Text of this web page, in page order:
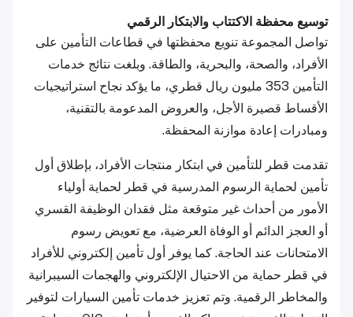
توسيع محفظة الاكتتاب والابتكار الرقمي
تواصل المجموعة تنويع محفظتها في قطاعات التأمين على
الأفراد، والصحة، والبحرية، والطاقة. وبلغت نتائج خدمات
التأمين 353 مليون ريال قطري، ما يؤكد نجاح استراتيجيات
الأقساط قصيرة الأجل، والعروض المدعومة بالتقنية،
ومبادرات إعادة موازنة المحفظة.
تقدمت قطر للتأمين في ابتكار منتجات الأفراد، بإطلاق أول
تأمين لحماية الرسوم المدرسية في قطر لحماية أولياء
الأمور من أحداث غير متوقعة مثل فقدان الوظيفة القسري
أو العجز الدائم أو الوفاة العرضية، مع تعويض رسوم
الامتحانات عند الحاجة. كما يوفر أول تأمين إلكتروني للأفراد
في قطر حماية من الاحتيال الإلكتروني والهجمات السيبرانية
والمخاطر الرقمية. وتم تعزيز خدمات تأمين السيارات لتوفير